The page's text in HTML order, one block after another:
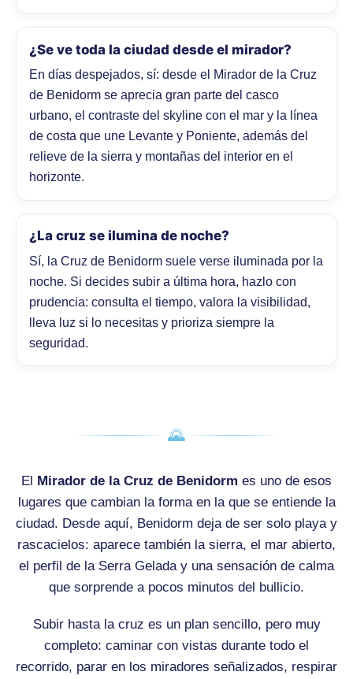
¿Se ve toda la ciudad desde el mirador?
En días despejados, sí: desde el Mirador de la Cruz
de Benidorm se aprecia gran parte del casco
urbano, el contraste del skyline con el mar y la línea
de costa que une Levante y Poniente, además del
relieve de la sierra y montañas del interior en el
horizonte.
¿La cruz se ilumina de noche?
Sí, la Cruz de Benidorm suele verse iluminada por la
noche. Si decides subir a última hora, hazlo con
prudencia: consulta el tiempo, valora la visibilidad,
lleva luz si lo necesitas y prioriza siempre la
seguridad.
🌄
El Mirador de la Cruz de Benidorm es uno de esos
lugares que cambian la forma en la que se entiende la
ciudad. Desde aquí, Benidorm deja de ser solo playa y
rascacielos: aparece también la sierra, el mar abierto,
el perfil de la Serra Gelada y una sensación de calma
que sorprende a pocos minutos del bullicio.
Subir hasta la cruz es un plan sencillo, pero muy
completo: caminar con vistas durante todo el
recorrido, parar en los miradores señalizados, respirar